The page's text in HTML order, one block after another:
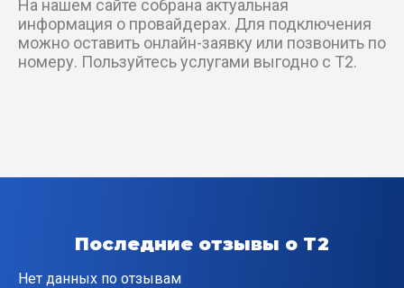
пер Жуковского
пер Карла Либкнехта
пер Ладыгина
На нашем сайте собрана актуальная
информация о провайдерах. Для подключения
можно оставить онлайн-заявку или позвонить по
номеру. Пользуйтесь услугами выгодно с T2.
Последние отзывы о T2
Нет данных по отзывам